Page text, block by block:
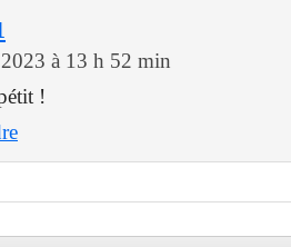
à 13 h 52 min
!